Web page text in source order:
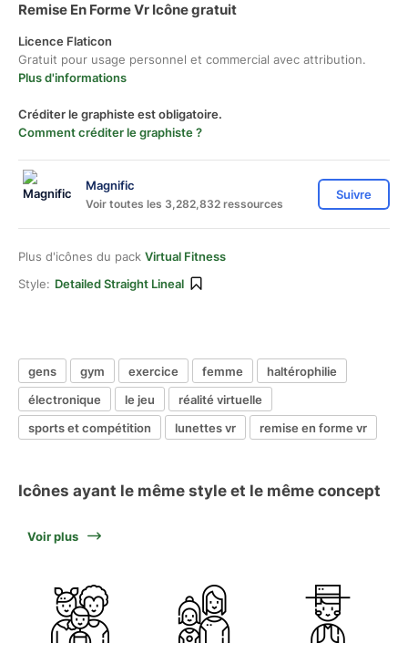
Remise En Forme Vr Icône gratuit
Licence Flaticon
Gratuit pour usage personnel et commercial avec attribution.
Plus d'informations
Créditer le graphiste est obligatoire.
Comment créditer le graphiste ?
Magnific
Voir toutes les 3,282,832 ressources
Suivre
Plus d'icônes du pack Virtual Fitness
Style: Detailed Straight Lineal
gens gym exercice femme
haltérophilie
électronique
le jeu
réalité virtuelle
sports et compétition
lunettes vr remise en forme vr
Icônes ayant le même style et le même concept
Voir plus